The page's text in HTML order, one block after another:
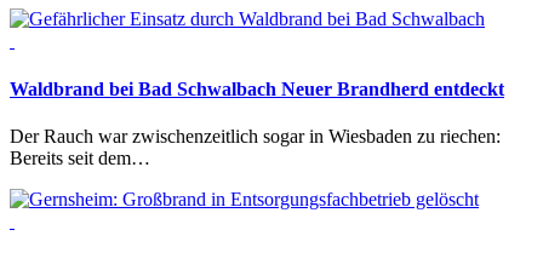
Waldbrand bei Bad Schwalbach Neuer Brandherd entdeckt
Der Rauch war zwischenzeitlich sogar in Wiesbaden zu riechen:
Bereits seit dem…